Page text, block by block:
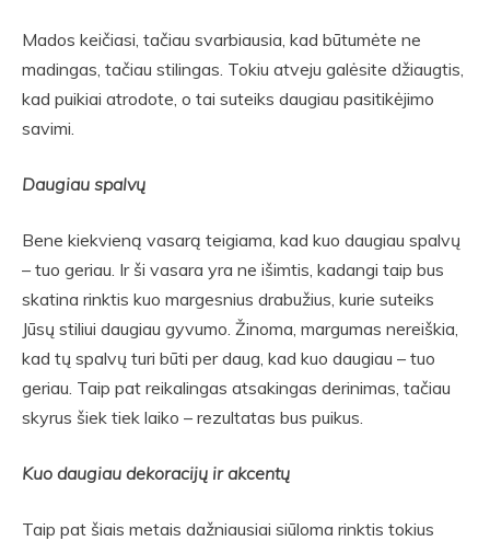
Mados keičiasi, tačiau svarbiausia, kad būtumėte ne
madingas, tačiau stilingas. Tokiu atveju galėsite džiaugtis,
kad puikiai atrodote, o tai suteiks daugiau pasitikėjimo
savimi.
Daugiau spalvų
Bene kiekvieną vasarą teigiama, kad kuo daugiau spalvų
– tuo geriau. Ir ši vasara yra ne išimtis, kadangi taip bus
skatina rinktis kuo margesnius drabužius, kurie suteiks
Jūsų stiliui daugiau gyvumo. Žinoma, margumas nereiškia,
kad tų spalvų turi būti per daug, kad kuo daugiau – tuo
geriau. Taip pat reikalingas atsakingas derinimas, tačiau
skyrus šiek tiek laiko – rezultatas bus puikus.
Kuo daugiau dekoracijų ir akcentų
Taip pat šiais metais dažniausiai siūloma rinktis tokius